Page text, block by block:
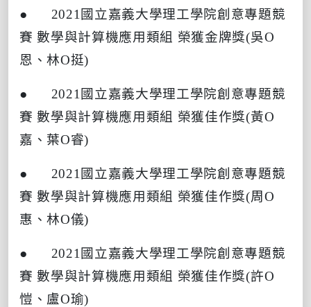
● 2021 國立嘉義大學理工學院創意專題競
賽 數學與計算機應用類組 榮獲金牌獎(吳O
恩、林O挺)
● 2021 國立嘉義大學理工學院創意專題競
賽 數學與計算機應用類組 榮獲佳作獎(黃O
嘉、葉O睿)
● 2021 國立嘉義大學理工學院創意專題競
賽 數學與計算機應用類組 榮獲佳作獎(周 O
惠、林O儀)
● 2021 國立嘉義大學理工學院創意專題競
賽 數學與計算機應用類組 榮獲佳作獎(許O
愷、盧O瑜)